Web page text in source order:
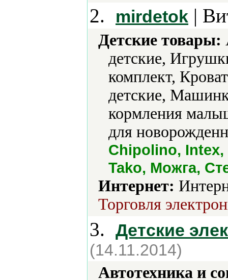
2. mirdetok |
Детские товары:
детские,
комплект,
детские,
кормления
для
Chipolino, Intex,
Tako, Можга,
Интернет:
Торговля
3. Детские
(14.11.2014)
Автотехника и